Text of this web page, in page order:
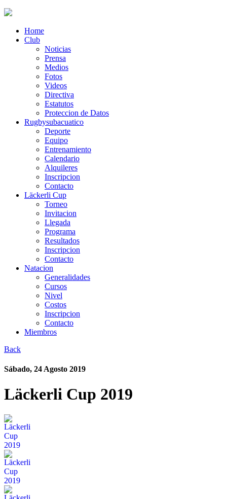
Home
Club
Noticias
Prensa
Medios
Fotos
Videos
Directiva
Estatutos
Proteccion de Datos
Rugbysubacuatico
Deporte
Equipo
Entrenamiento
Calendario
Alquileres
Inscripcion
Contacto
Läckerli Cup
Torneo
Invitacion
Llegada
Programa
Resultados
Inscripcion
Contacto
Natacion
Generalidades
Cursos
Nivel
Costos
Inscripcion
Contacto
Miembros
Back
Sábado, 24 Agosto 2019
Läckerli Cup 2019